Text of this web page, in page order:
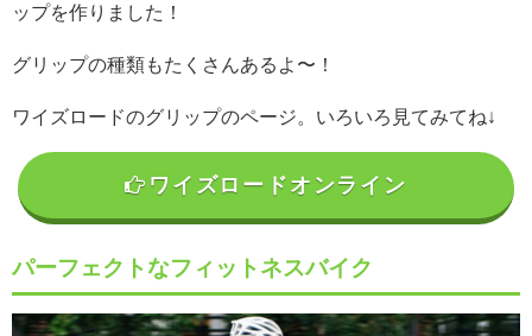
ップを作りました！
グリップの種類もたくさんあるよ〜！
ワイズロードのグリップのページ。いろいろ見てみてね↓
ワイズロードオンライン
パーフェクトなフィットネスバイク